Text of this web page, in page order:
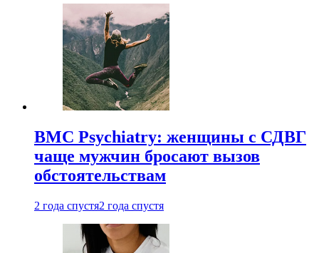
BMC Psychiatry: женщины с СДВГ
чаще мужчин бросают вызов
обстоятельствам
2 года спустя2 года спустя